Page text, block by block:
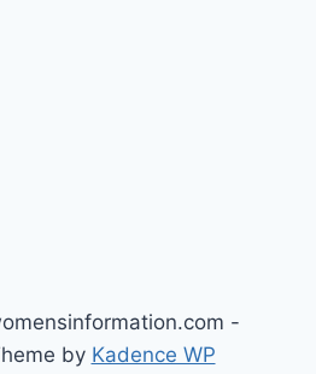
-
by Kadence WP